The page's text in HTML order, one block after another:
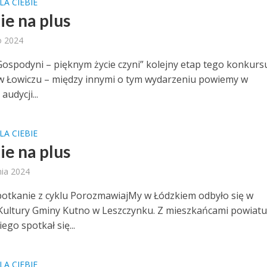
na plus
2024
– pięknym życie czyni” kolejny etap tego
Łowiczu – między innymi o tym wydarzeniu powiemy w
CIEBIE
na plus
2024
z cyklu PorozmawiajMy w Łódzkiem odbyło się w
Gminy Kutno w Leszczynku. Z mieszkańcami powiatu
spotkał się...
CIEBIE